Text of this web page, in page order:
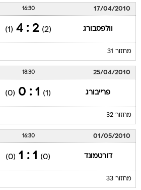
17/04/2010
16:30
וולפסבורג (2)
2 : 4
(1)
מחזור 31
25/04/2010
18:30
פרייבורג (1)
1 : 0
(0)
מחזור 32
01/05/2010
16:30
דורטמונד (0)
1 : 1
(0)
מחזור 33